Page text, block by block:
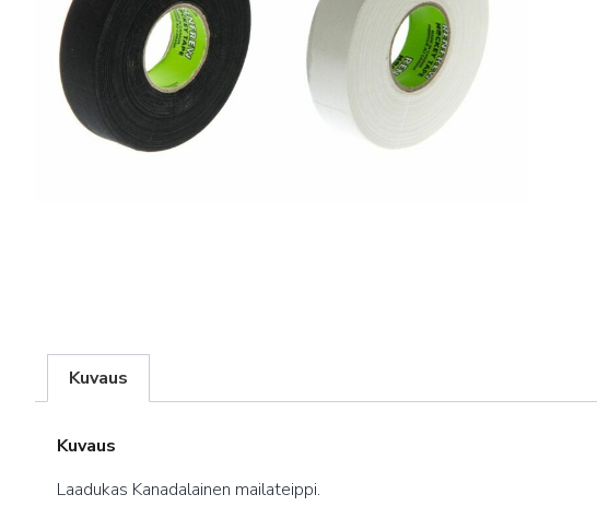
Kuvaus
Kuvaus
Laadukas Kanadalainen mailateippi.